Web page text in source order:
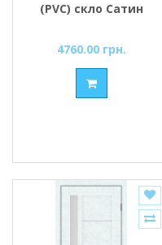
(PVC) скло Сатин
4760.00 грн.